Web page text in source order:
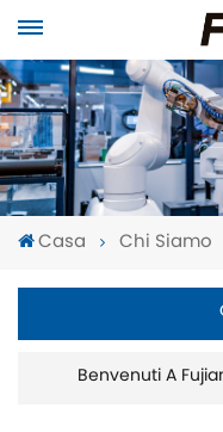
Casa Chi Siamo
Benvenuti A